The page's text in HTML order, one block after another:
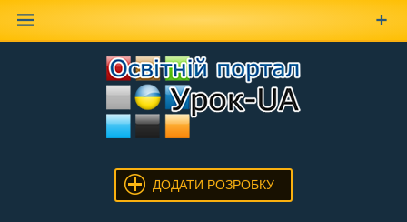
ДОДАТИ РОЗРОБКУ